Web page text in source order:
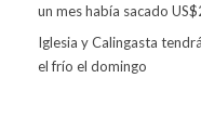
un mes había sacado
Iglesia y Calingasta
el frío el domingo